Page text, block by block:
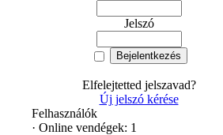
Jelszó
Elfelejtetted jelszavad?
Új jelszó kérése
Felhasználók
· Online vendégek: 1